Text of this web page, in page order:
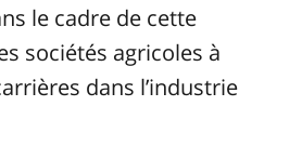
le cadre de cette
sociétés agricoles à
dans l’industrie